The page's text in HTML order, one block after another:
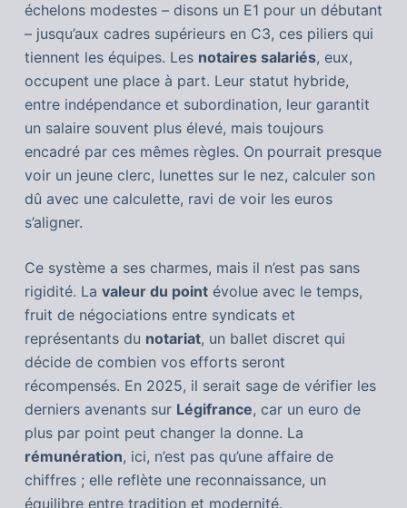
échelons modestes – disons un E1 pour un débutant
– jusqu’aux cadres supérieurs en C3, ces piliers qui
tiennent les équipes. Les notaires salariés, eux,
occupent une place à part. Leur statut hybride,
entre indépendance et subordination, leur garantit
un salaire souvent plus élevé, mais toujours
encadré par ces mêmes règles. On pourrait presque
voir un jeune clerc, lunettes sur le nez, calculer son
dû avec une calculette, ravi de voir les euros
s’aligner.
Ce système a ses charmes, mais il n’est pas sans
rigidité. La valeur du pointévolue avec le temps,
fruit de négociations entre syndicats et
représentants du notariat, un ballet discret qui
décide de combien vos efforts seront
récompensés. En 2025, il serait sage de vérifier les
derniers avenants sur Légifrance, car un euro de
plus par point peut changer la donne. La
rémunération, ici, n’est pas qu’une affaire de
chiffres ; elle reflète une reconnaissance, un
équilibre entre tradition et modernité.